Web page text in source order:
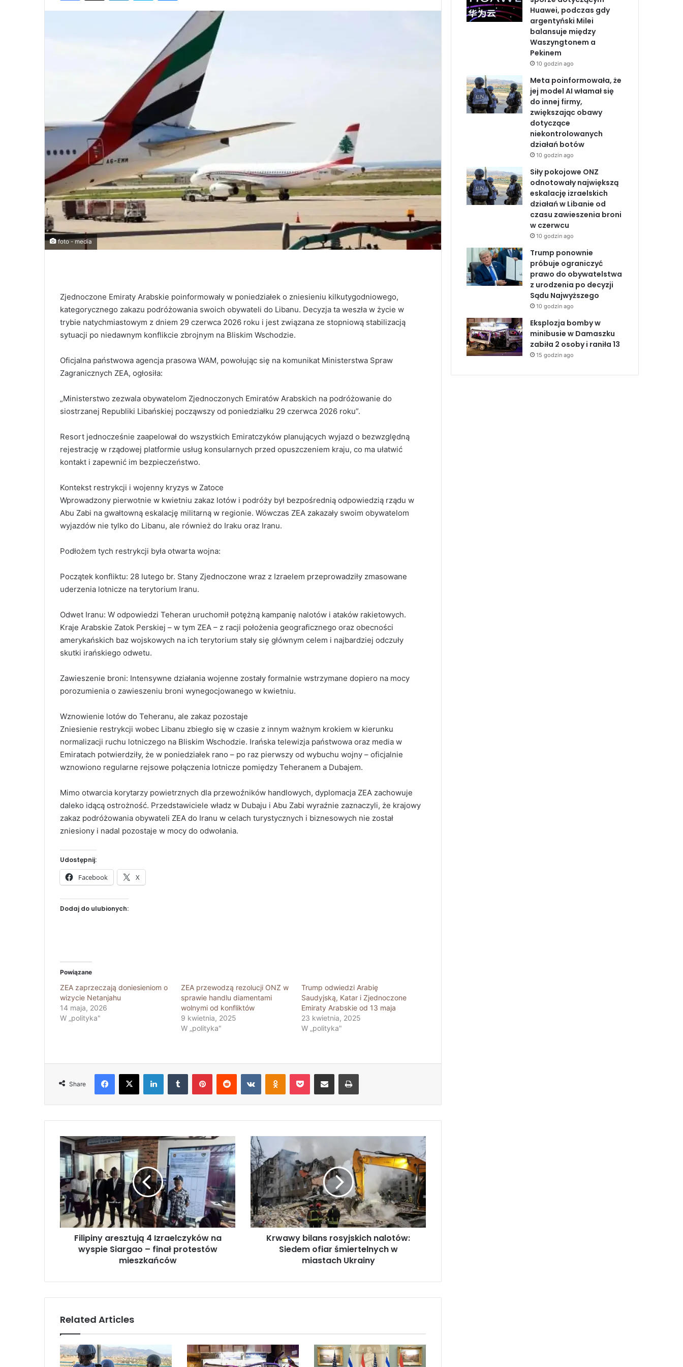
foto - media
Zjednoczone Emiraty Arabskie poinformowały w poniedziałek o zniesieniu kilkutygodniowego,
kategorycznego zakazu podróżowania swoich obywateli do Libanu. Decyzja ta weszła w życie w
trybie natychmiastowym z dniem 29 czerwca 2026 roku i jest związana ze stopniową stabilizacją
sytuacji po niedawnym konflikcie zbrojnym na Bliskim Wschodzie.
Oficjalna państwowa agencja prasowa WAM, powołując się na komunikat Ministerstwa Spraw
Zagranicznych ZEA, ogłosiła:
„Ministerstwo zezwala obywatelom Zjednoczonych Emiratów Arabskich na podróżowanie do
siostrzanej Republiki Libańskiej począwszy od poniedziałku 29 czerwca 2026 roku”.
Resort jednocześnie zaapelował do wszystkich Emiratczyków planujących wyjazd o bezwzględną
rejestrację w rządowej platformie usług konsularnych przed opuszczeniem kraju, co ma ułatwić
kontakt i zapewnić im bezpieczeństwo.
Kontekst restrykcji i wojenny kryzys w Zatoce
Wprowadzony pierwotnie w kwietniu zakaz lotów i podróży był bezpośrednią odpowiedzią rządu w
Abu Zabi na gwałtowną eskalację militarną w regionie. Wówczas ZEA zakazały swoim obywatelom
wyjazdów nie tylko do Libanu, ale również do Iraku oraz Iranu.
Podłożem tych restrykcji była otwarta wojna:
Początek konfliktu: 28 lutego br. Stany Zjednoczone wraz z Izraelem przeprowadziły zmasowane
uderzenia lotnicze na terytorium Iranu.
Odwet Iranu: W odpowiedzi Teheran uruchomił potężną kampanię nalotów i ataków rakietowych.
Kraje Arabskie Zatok Perskiej – w tym ZEA – z racji położenia geograficznego oraz obecności
amerykańskich baz wojskowych na ich terytorium stały się głównym celem i najbardziej odczuły
skutki irańskiego odwetu.
Zawieszenie broni: Intensywne działania wojenne zostały formalnie wstrzymane dopiero na mocy
porozumienia o zawieszeniu broni wynegocjowanego w kwietniu.
Wznowienie lotów do Teheranu, ale zakaz pozostaje
Zniesienie restrykcji wobec Libanu zbiegło się w czasie z innym ważnym krokiem w kierunku
normalizacji ruchu lotniczego na Bliskim Wschodzie. Irańska telewizja państwowa oraz media w
Emiratach potwierdziły, że w poniedziałek rano – po raz pierwszy od wybuchu wojny – oficjalnie
wznowiono regularne rejsowe połączenia lotnicze pomiędzy Teheranem a Dubajem.
Mimo otwarcia korytarzy powietrznych dla przewoźników handlowych, dyplomacja ZEA zachowuje
daleko idącą ostrożność. Przedstawiciele władz w Dubaju i Abu Zabi wyraźnie zaznaczyli, że krajowy
zakaz podróżowania obywateli ZEA do Iranu w celach turystycznych i biznesowych nie został
zniesiony i nadal pozostaje w mocy do odwołania.
Udostępnij:
Facebook X
Dodaj do ulubionych:
Powiązane
ZEA zaprzeczają doniesieniom o
wizycie Netanjahu
14 maja, 2026
W „polityka"
ZEA przewodzą rezolucji ONZ w
sprawie handlu diamentami
wolnymi od konfliktów
9 kwietnia, 2025
W „polityka"
Trump odwiedzi Arabię
Saudyjską, Katar i Zjednoczone
Emiraty Arabskie od 13 maja
23 kwietnia, 2025
W „polityka"
Share
F
i
l
i
p
i
n
y
a
t
4
I
z
r
Filipiny aresztują 4 Izraelczyków na
wyspie Siargao – finał protestów
mieszkańców
K
r
w
a
w
y
b
i
l
o
k
i
c
Krwawy bilans rosyjskich nalotów:
Siedem ofiar śmiertelnych w
miastach Ukrainy
Related Articles
o
I
n
e
Huawei, podczas gdy
argentyński Milei
balansuje między
Waszyngtonem a
Pekinem
10 godzin ago
Meta poinformowała, że
jej model AI włamał się
do innej firmy,
zwiększając obawy
dotyczące
niekontrolowanych
działań botów
10 godzin ago
Siły pokojowe ONZ
odnotowały największą
eskalację izraelskich
działań w Libanie od
czasu zawieszenia broni
w czerwcu
10 godzin ago
Trump ponownie
próbuje ograniczyć
prawo do obywatelstwa
z urodzenia po decyzji
Sądu Najwyższego
10 godzin ago
Eksplozja bomby w
minibusie w Damaszku
zabiła 2 osoby i raniła 13
15 godzin ago